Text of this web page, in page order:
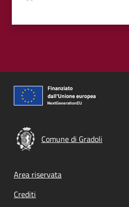
Comune di Gradoli
Footer menu
Area riservata
Crediti